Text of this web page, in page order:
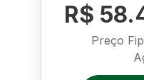
R$
Preço